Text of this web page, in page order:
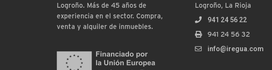
Logroño. Más de 45 años de
experiencia en el sector. Compra,
venta y alquiler de inmuebles.
Logroño, La Rioja
941 24 56 22
941 24 56 32
info@iregua.com